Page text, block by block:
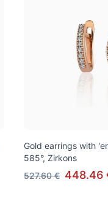
Gold earrings with
585°, Zirkons
527.60 € 448.46